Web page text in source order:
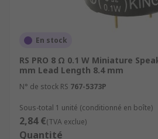
En stock
RS PRO 8 Ω 0.1 W Miniature
mm Lead Length 8.4 mm
N° de stock RS 767-5373P
Sous-total 1 unité (conditionné en boîte)
2,84 €(TVA exclue)
Quantité